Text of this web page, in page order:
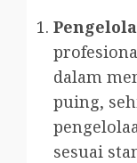
dalam
puing,
sesuai